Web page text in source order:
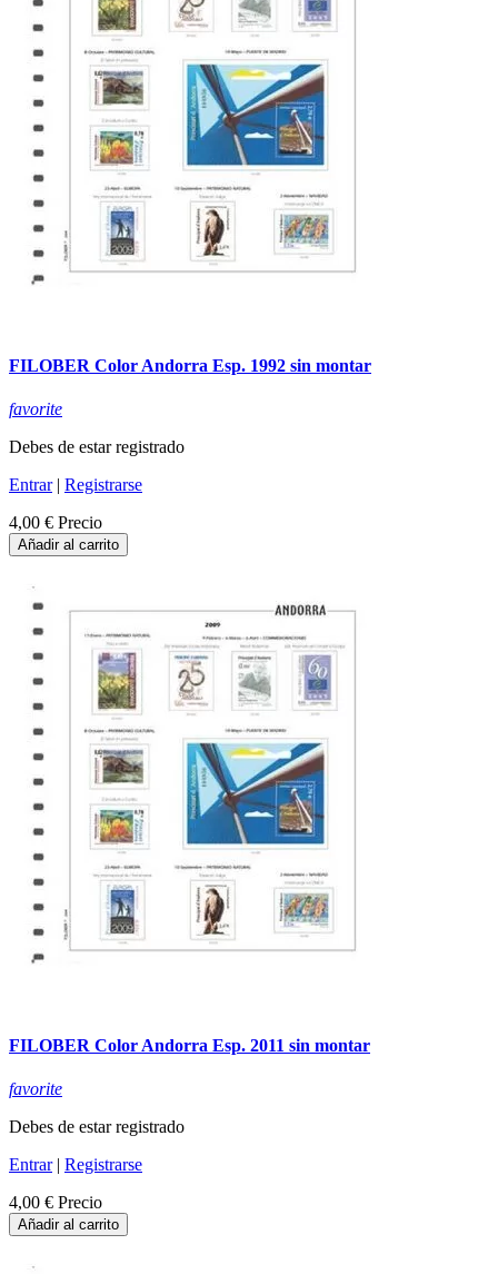
FILOBER Color Andorra Esp. 1992 sin montar
favorite
Debes de estar registrado
Entrar| Registrarse
4,00 € Precio
Añadir al carrito
FILOBER Color Andorra Esp. 2011 sin montar
favorite
Debes de estar registrado
Entrar| Registrarse
4,00 € Precio
Añadir al carrito